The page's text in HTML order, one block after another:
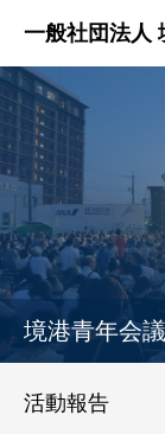
境港青年会
活動報告
HOME
境港青年会
境港青年会
各委員会紹介